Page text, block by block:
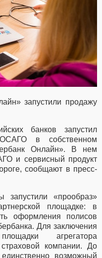
запустили продажу
банков запустил
в собственном
Онлайн». В нем
и сервисный продукт
сообщают в пресс-
«прообраз»
площадке: в
оформления полисов
Для заключения
агрегатора
компании. До
возможный